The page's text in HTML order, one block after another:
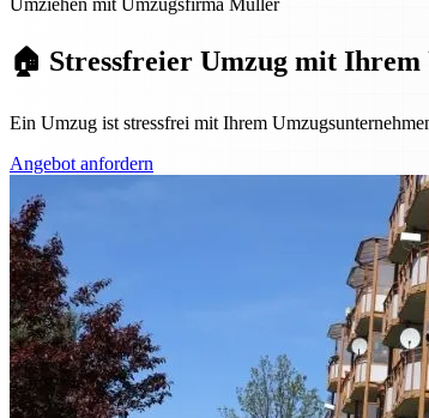
Umziehen mit Umzugsfirma Müller
🏠 Stressfreier Umzug mit
Ein Umzug ist stressfrei mit Ihrem
Angebot anfordern